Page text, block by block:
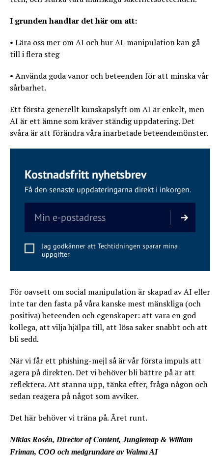
I grunden handlar det här om att:
• Lära oss mer om AI och hur AI-manipulation kan gå
till i flera steg
• Använda goda vanor och beteenden för att minska vår
sårbarhet.
Ett första generellt kunskapslyft om AI är enkelt, men
AI är ett ämne som kräver ständig uppdatering. Det
svåra är att förändra våra inarbetade beteendemönster.
Kostnadsfritt nyhetsbrev
Få den senaste uppdateringarna direkt i inkorgen.
Jag godkänner att Techtidningen sparar mina
uppgifter
För oavsett om social manipulation är skapad av AI eller
inte tar den fasta på våra kanske mest mänskliga (och
positiva) beteenden och egenskaper: att vara en god
kollega, att vilja hjälpa till, att lösa saker snabbt och att
bli sedd.
När vi får ett phishing-mejl så är vår första impuls att
agera på direkten. Det vi behöver bli bättre på är att
reflektera. Att stanna upp, tänka efter, fråga någon och
sedan reagera på något som avviker.
Det här behöver vi träna på. Året runt.
Niklas Rosén, Director of Content, Junglemap & William
Friman, COO och medgrundare av Walma AI